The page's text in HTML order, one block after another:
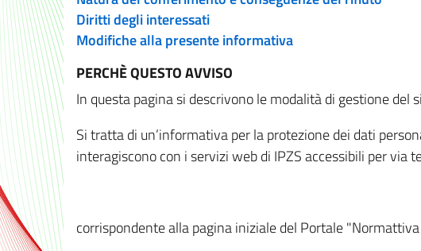
Diritti degli interessati
Modifiche alla presente informativa
PERCHÈ QUESTO AVVISO
In questa pagina si descrivono le modalità di gestione
Si tratta di un’informativa per la protezione dei dati
interagiscono con i servizi web di IPZS accessibili per via
corrispondente alla pagina iniziale del Portale